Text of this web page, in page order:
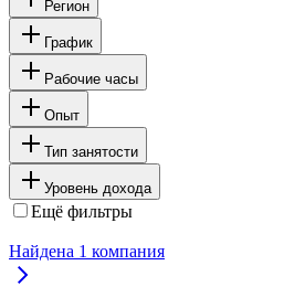
Регион
График
Рабочие часы
Опыт
Тип занятости
Уровень дохода
Ещё фильтры
Найдена 1 компания